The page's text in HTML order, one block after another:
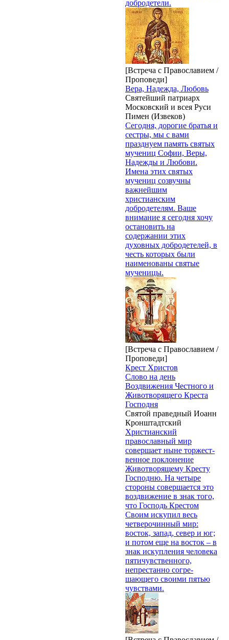
добродетели.
[Встреча с Православием /
Проповеди]
Вера, Надежда, Любовь
Святейший патриарх
Московский и всея Руси
Пимен (Извеков)
Сегодня, дорогие братья и
сестры, мы с вами
празднуем память святых
мучениц Софии, Веры,
Надежды и Любови.
Имена этих святых
мучениц созвучны
важнейшим
христианским
добродетелям. Ваше
внимание я сегодня хочу
остановить на
содержании этих
духовных добродетелей, в
честь которых были
наименованы святые
мученицы.
[Встреча с Православием /
Проповеди]
Крест Христов
Слово на день
Воздвижения Честного и
Животворящего Креста
Господня
Святой праведный Иоанн
Кронштадтский
Христианский
православный мир
совершает ныне торжест­
венное поклонение
Животворящему Кресту
Господню. На четыре
стороны совершается это
воздвижение в знак то­го,
что Господь Крестом
Своим искупил весь
четверочинный мир:
восток, запад, север и юг;
и потом еще на восток – в
знак искупления человека
пятичувственного,
непрестанно согре­
шающего своими пятью
чувствами.